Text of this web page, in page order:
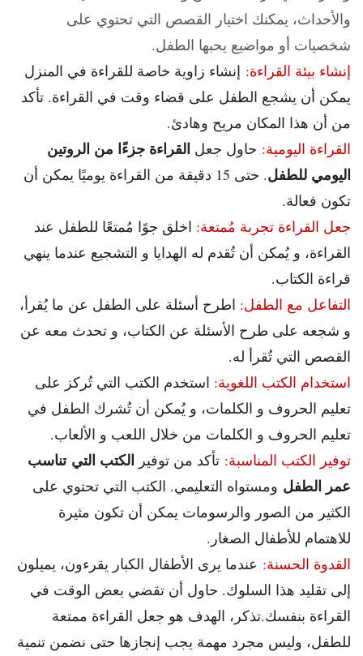
والأحداث، يمكنك اختيار القصص التي تحتوي على
شخصيات أو مواضيع يحبها الطفل.
إنشاء بيئة القراءة: إنشاء زاوية خاصة للقراءة في المنزل
يمكن أن يشجع الطفل على قضاء وقت في القراءة. تأكد
من أن هذا المكان مريح وهادئ.
القراءة اليومية: حاول جعل القراءة جزءًا من الروتين
اليومي للطفل
. حتى 15 دقيقة من القراءة يوميًا يمكن أن
تكون فعالة.
جعل القراءة تجربة مُمتعة: اخلق جوًا مُمتعًا للطفل عند
القراءة، و يُمكن أن تُقدم له الهدايا و التشجيع عندما ينهي
قراءة الكتاب.
التفاعل مع الطفل: اطرح أسئلة على الطفل عن ما يُقرأ،
و شجعه على طرح الأسئلة عن الكتاب، و تحدث معه عن
القصص التي تُقرأ له.
استخدام الكتب اللغوية: استخدم الكتب التي تُركز على
تعليم الحروف و الكلمات، و يُمكن أن تُشرك الطفل في
تعليم الحروف و الكلمات من خلال اللعب و الألعاب.
توفير الكتب المناسبة: تأكد من توفير الكتب التي تناسب
عمر الطفل ومستواه التعليمي. الكتب التي تحتوي على
الكثير من الصور والرسومات يمكن أن تكون مثيرة
للاهتمام للأطفال الصغار.
القدوة الحسنة: عندما يرى الأطفال الكبار يقرءون، يميلون
إلى تقليد هذا السلوك. حاول أن تقضي بعض الوقت في
القراءة بنفسك.تذكر، الهدف هو جعل القراءة ممتعة
للطفل، وليس مجرد مهمة يجب إنجازها حتى نضمن تنمية